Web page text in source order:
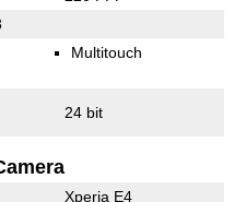
Multitouch
24 bit
Xperia E4